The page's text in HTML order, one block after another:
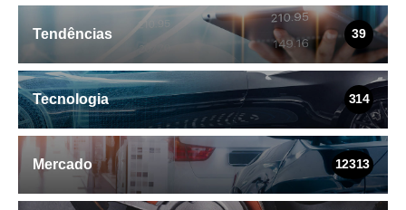
Tendências 39
Tecnologia 314
Mercado 12313